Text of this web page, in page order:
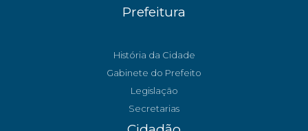
Prefeitura
História da Cidade
Gabinete do Prefeito
Legislação
Secretarias